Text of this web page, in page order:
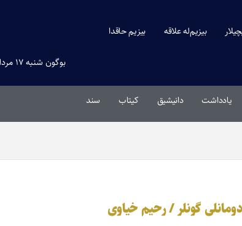
بیزیم‌له علاقه بیزیم حاقدا
بوگون شنبه ۱۷ مرداد ۱۴۰۵
یادداشت دانیشیق کیتاب سند
دومانلی گونلر / رحیم خیاوی